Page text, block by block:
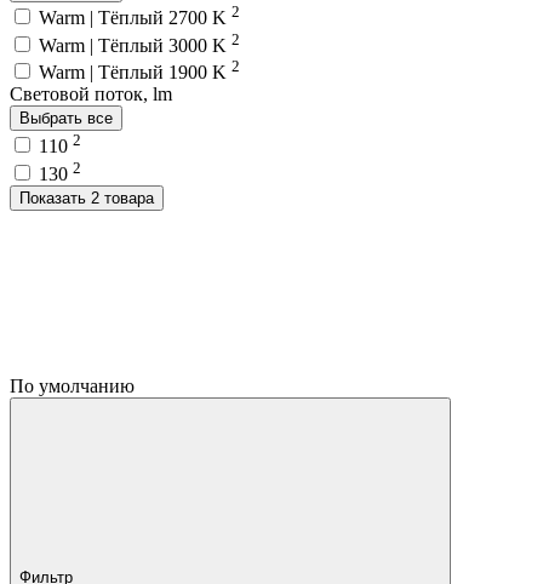
Warm | Тёплый 2700 K 2
Warm | Тёплый 3000 K 2
Warm | Тёплый 1900 K 2
Световой поток, lm
Выбрать все
110 2
130 2
Показать 2 товара
По умолчанию
Фильтр